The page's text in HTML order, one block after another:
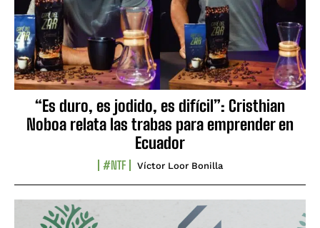
“Es duro, es jodido, es difícil”: Cristhian
Noboa relata las trabas para emprender en
Ecuador
#NTF Víctor Loor Bonilla